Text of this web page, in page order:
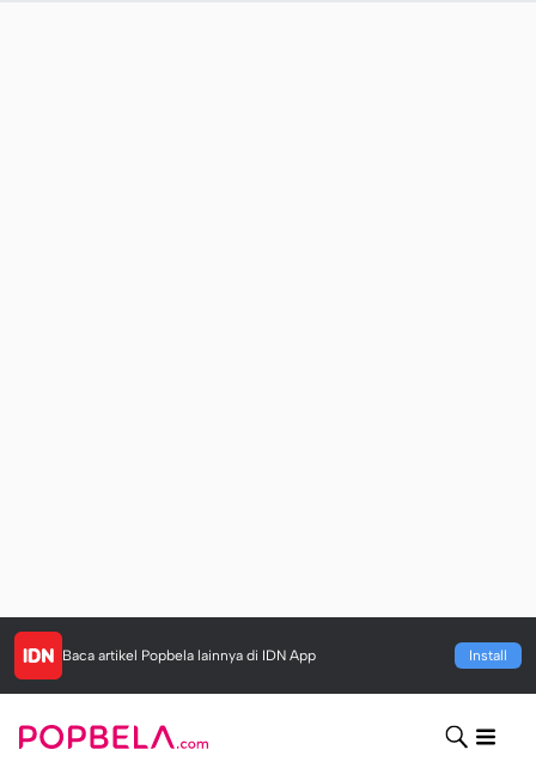
Baca artikel Popbela lainnya di IDN App Install